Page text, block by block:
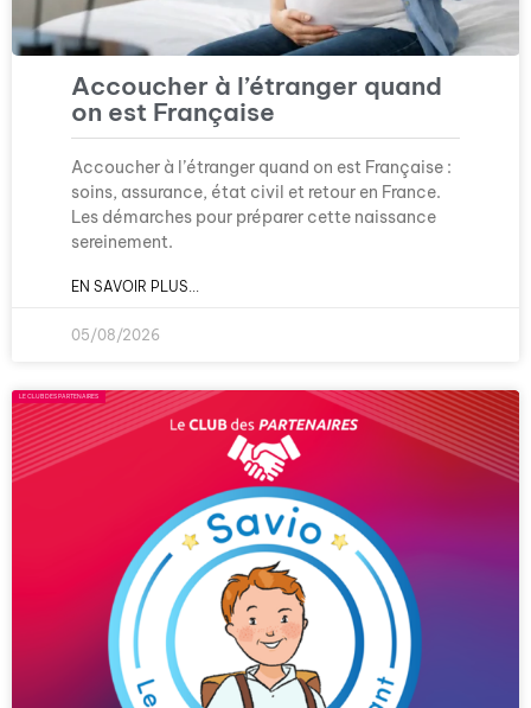
Accoucher à l’étranger quand
on est Française
Accoucher à l’étranger quand on est Française :
soins, assurance, état civil et retour en France.
Les démarches pour préparer cette naissance
sereinement.
EN SAVOIR PLUS...
05/08/2026
LE CLUB DES PARTENAIRES